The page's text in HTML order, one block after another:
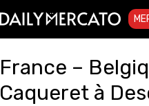
France –
Caqueret à